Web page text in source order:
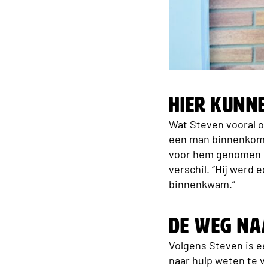
Hier
Wat Steven vooral
een man
voor hem
verschil. “Hij werd
binnenkwam.”
De weg
Volgens Steven is
naar hulp weten te